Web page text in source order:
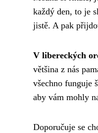
každý den, to je
jistě. A pak
V libereckých
většina z nás
všechno funguje
aby vám mohly
Doporučuje se